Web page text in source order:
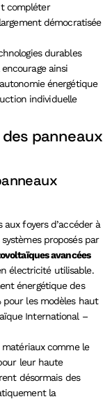
compléter
démocratisée
durables
ainsi
énergétique
individuelle
panneaux
foyers d’accéder à
proposés par
avancées
électricité utilisable.
énergétique des
pour les modèles haut
International –
comme le
leur haute
désormais des
la